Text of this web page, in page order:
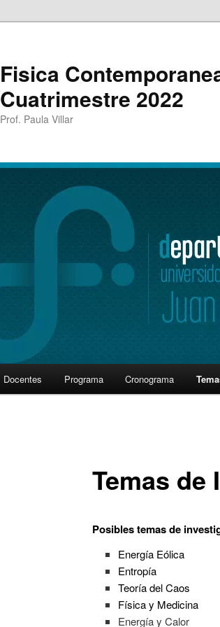
Fisica
Cuatrimestre 2022
Prof. Paula Villar
Skip
Docentes Programa Cronograma
Temas de
Posibles temas de
Energía Eólica
Entropía
Teoría del Caos
Física y Medicina
Energía y Calor